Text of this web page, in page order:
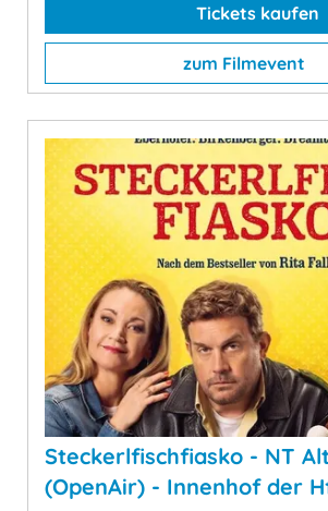
Tickets kaufen
zum Filmevent
Steckerlfischfiasko - NT
(OpenAir) - Innenhof der